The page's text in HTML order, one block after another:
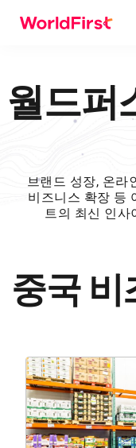
월드퍼
브랜드 성장, 온라
비즈니스 확장 등
트의 최신 인사
중국 비